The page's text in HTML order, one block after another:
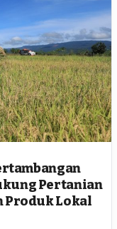
Pertanian
Produk Lokal